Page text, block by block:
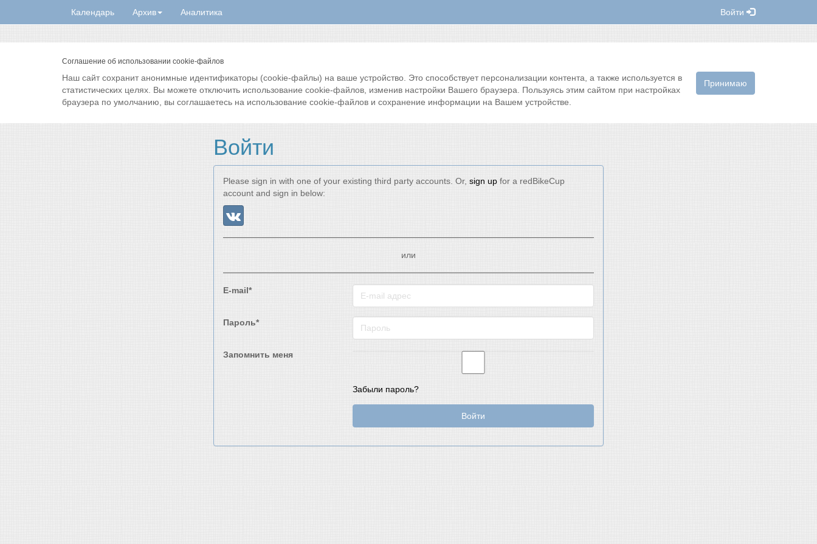
Календарь Архив Аналитика Войти
Соглашение об использовании cookie-файлов
Принимаю
Наш сайт сохранит анонимные идентификаторы (cookie-файлы) на ваше устройство. Это способствует персонализации контента, а также используется в
статистических целях. Вы можете отключить использование cookie-файлов, изменив настройки Вашего браузера. Пользуясь этим сайтом при настройках
браузера по умолчанию, вы соглашаетесь на использование cookie-файлов и сохранение информации на Вашем устройстве.
Войти
Please sign in with one of your existing third party accounts. Or, sign up for a redBikeCup
account and sign in below:
или
E-mail*
Пароль*
Запомнить меня
Забыли пароль?
Войти